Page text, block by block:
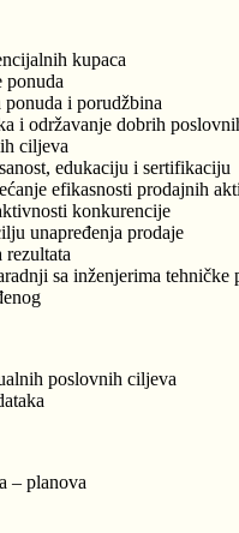
kupaca
ponuda
i porudžbina
i održavanje dobrih
ciljeva
edukaciju i sertifikaciju
efikasnosti prodajnih
konkurencije
unapređenja prodaje
sa inženjerima tehničke
poslovnih ciljeva
– planova